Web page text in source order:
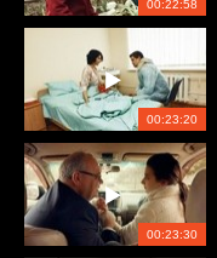
00:22:58
00:23:20
00:23:30